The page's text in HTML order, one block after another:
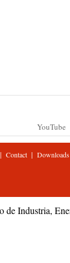
YouTube
Contact | Downloads